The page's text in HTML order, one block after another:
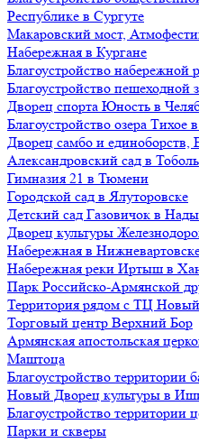
Республике в Сургуте
Макаровский мост,
Набережная в Кургане
Благоустройство набережной
Благоустройство
Дворец спорта Юность в
Благоустройство озера Тихое
Дворец самбо и
Александровский сад в
Гимназия 21 в Тюмени
Городской сад в Ялуторовске
Детский сад Газовичок в
Дворец культуры
Набережная в
Набережная реки Иртыш в
Парк Российско-Армянской
Территория рядом с ТЦ
Торговый центр Верхний Бор
Армянская апостольская
Маштоца
Благоустройство территории
Нoвый Двoрeц культуры в
Благоустройство территории
Парки и скверы